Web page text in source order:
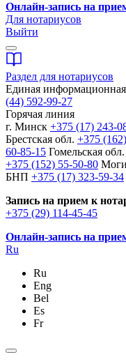
Онлайн-запись на
Для нотариусов
Выйти
Раздел для нотариусов
Единая
(44) 592-99-27
Горячая линия
г. Минск +375 (17) 243-
Брестская обл. +375
60-85-15 Гомельская обл.
+375 (152) 55-50-80
БНП +375 (17) 323-59-34
Запись на прием к
+375 (29) 114-45-45
Онлайн-запись на
Ru
Ru
Eng
Bel
Es
Fr